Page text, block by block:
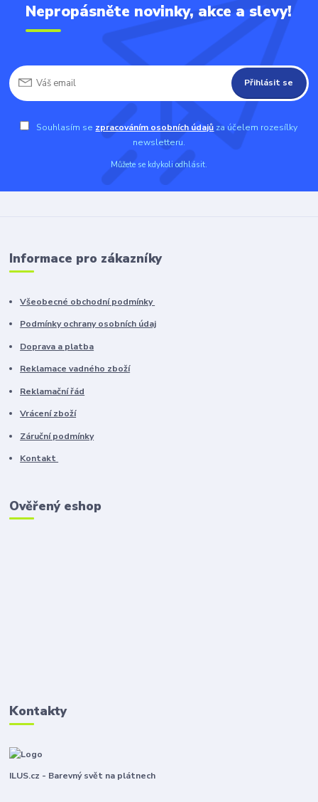
Nepropásněte novinky, akce a slevy!
Přihlásit se
Souhlasím se zpracováním osobních údajů za účelem rozesílky
newsletteru.
Můžete se kdykoli odhlásit.
Informace pro zákazníky
Všeobecné obchodní podmínky
Podmínky ochrany osobních údaj
Doprava a platba
Reklamace vadného zboží
Reklamační řád
Vrácení zboží
Záruční podmínky
Kontakt
Ověřený eshop
Kontakty
ILUS.cz - Barevný svět na plátnech